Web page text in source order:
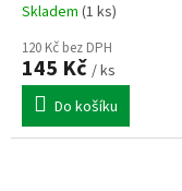
Skladem (1 ks)
120 Kč bez DPH
145 Kč / ks
Do košíku